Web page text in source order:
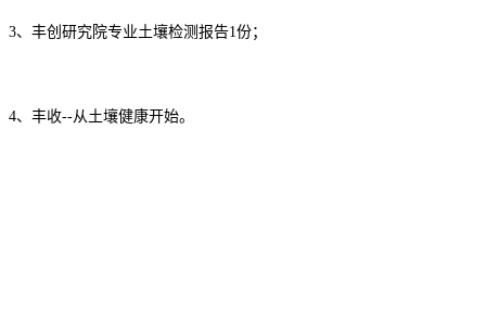
3、丰创研究院专业土壤检测报告1份；
4、丰收--从土壤健康开始。